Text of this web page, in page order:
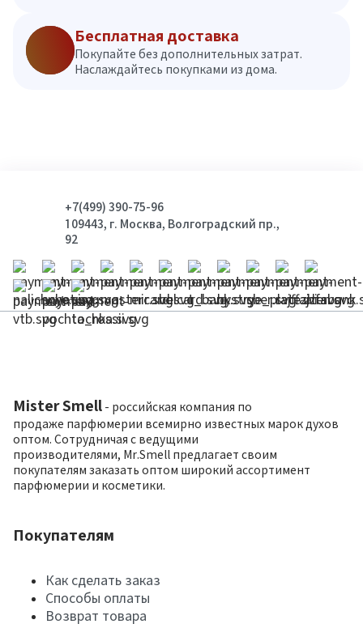
Бесплатная доставка
Покупайте без дополнительных затрат.
Наслаждайтесь покупками из дома.
+7(499) 390-75-96
109443, г. Москва, Волгоградский пр.,
92
Mister Smell - российская компания по
продаже парфюмерии всемирно известных марок духов
оптом. Сотрудничая с ведущими
производителями, Mr.Smell предлагает своим
покупателям заказать оптом широкий ассортимент
парфюмерии и косметики.
Покупателям
Как сделать заказ
Способы оплаты
Возврат товара